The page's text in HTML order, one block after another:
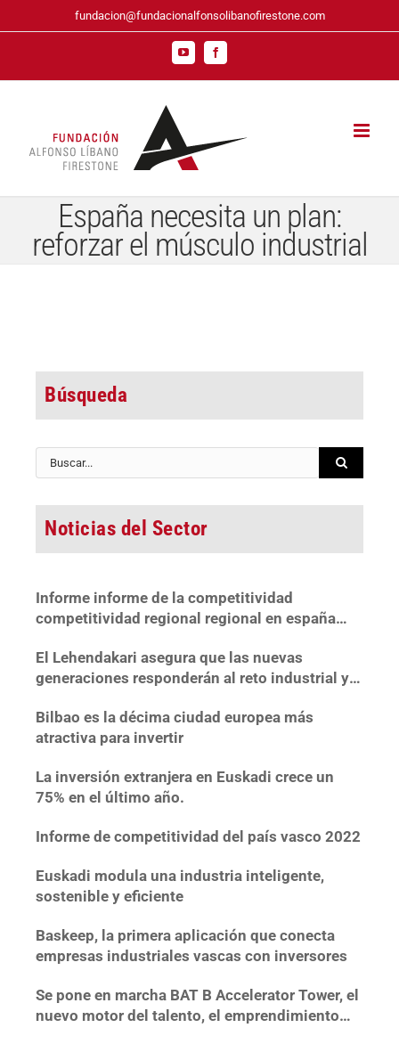
al
fundacion@fundacionalfonsolibanofirestone.com
YouTubeFacebook
España necesita un plan:
reforzar el músculo industrial
Búsqueda
Buscar:
Noticias del Sector
Informe informe de la competitividad
competitividad regional regional en españa
El Lehendakari asegura que las nuevas
generaciones responderán al reto industrial y
Bilbao es la décima ciudad europea más
atractiva para invertir
La inversión extranjera en Euskadi crece un
75% en el último año.
Informe de competitividad del país vasco 2022
Euskadi modula una industria inteligente,
sostenible y eficiente
Baskeep, la primera aplicación que conecta
empresas industriales vascas con inversores
Se pone en marcha BAT B Accelerator Tower, el
nuevo motor del talento, el emprendimiento